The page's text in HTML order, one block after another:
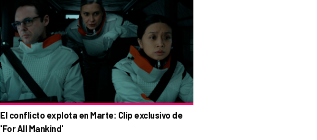
El conflicto explota en Marte: Clip exclusivo de
'For All Mankind'